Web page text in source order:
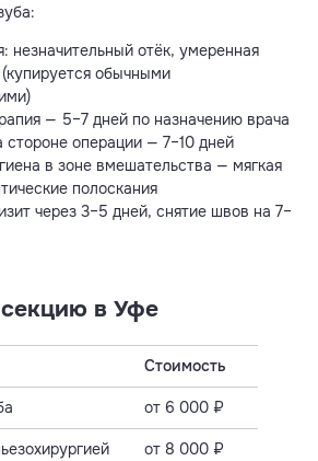
незначительный отёк, умеренная
обычными
— 5–7 дней по назначению врача
стороне операции — 7–10 дней
в зоне вмешательства — мягкая
полоскания
через 3–5 дней, снятие швов на 7–
в Уфе
Стоимость
от 6 000 ₽
от 8 000 ₽